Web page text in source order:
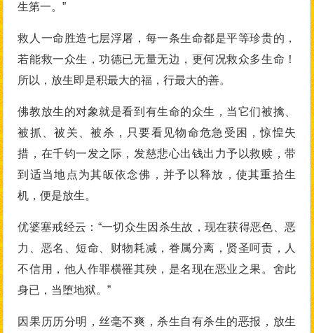
生第一。”
救人一命胜造七层浮屠，每一条生命都是平等珍贵的，
若能救一众生，功德已无量无边，更何况救众多生命！
所以，放生即是积最大的福，行最大的善。
佛教放生的对象就是看到有生命的众生，当它们被擒、
被抓、被关、被杀，只要看见物命危急受困，惊惶失
措，在千钧一发之际，发慈悲心出钱出力予以救赎，带
到适当地点为其皈依念佛，并予以释放，使其重拾生
机，便是放生。
优婆塞戒经云：“一切众生因杀生故，现在获得恶色、恶
力、恶名、短命、财物耗减，眷属分离，贤圣呵责，人
不信用，他人作罪横罹其殃，是名现在恶业之果。舍此
身已，当堕地狱。”
因果历历分明，丝毫不爽，杀生自有杀生的恶报，放生